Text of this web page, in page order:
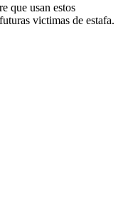
que usan estos
victimas de estafa.